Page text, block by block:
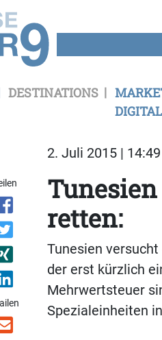
DESTINATIONS
2. Juli 2015 |
retten:
Tunesien
der erst kürzlich
Mehrwertsteuer
Spezialeinheiten